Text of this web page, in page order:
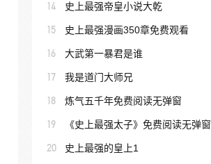
14 史上最强帝皇小说大乾
15 史上最强漫画350章免费观看
16 大武第一暴君是谁
17 我是道门大师兄
18 炼气五千年免费阅读无弹窗
19 《史上最强太子》免费阅读无弹窗
20 史上最强的皇上1